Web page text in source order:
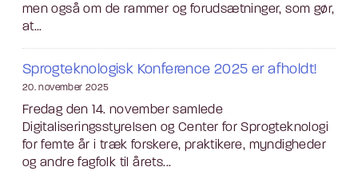
men også om de rammer og forudsætninger, som gør,
at...
Sprogteknologisk Konference 2025 er afholdt!
20. november 2025
Fredag den 14. november samlede
Digitaliseringsstyrelsen og Center for Sprogteknologi
for femte år i træk forskere, praktikere, myndigheder
og andre fagfolk til årets...